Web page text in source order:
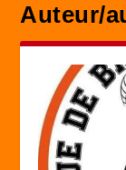
Auteur/